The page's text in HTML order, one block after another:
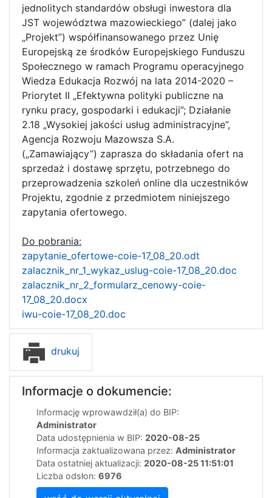
jednolitych standardów obsługi inwestora dla
JST województwa mazowieckiego” (dalej jako
„Projekt”) współfinansowanego przez Unię
Europejską ze środków Europejskiego Funduszu
Społecznego w ramach Programu operacyjnego
Wiedza Edukacja Rozwój na lata 2014-2020 –
Priorytet II „Efektywna polityki publiczne na
rynku pracy, gospodarki i edukacji”; Działanie
2.18 „Wysokiej jakości usług administracyjne”,
Agencja Rozwoju Mazowsza S.A.
(„Zamawiający”) zaprasza do składania ofert na
sprzedaż i dostawę sprzętu, potrzebnego do
przeprowadzenia szkoleń online dla uczestników
Projektu, zgodnie z przedmiotem niniejszego
zapytania ofertowego.
Do pobrania:
zapytanie_ofertowe-coie-17_08_20.odt
zalacznik_nr_1_wykaz_uslug-coie-17_08_20.doc
zalacznik_nr_2_formularz_cenowy-coie-
17_08_20.docx
iwu-coie-17_08_20.doc
drukuj
Informacje o dokumencie:
Informację wprowawdził(a) do BIP:
Administrator
Data udostępnienia w BIP: 2020-08-25
Informacja zaktualizowana przez: Administrator
Data ostatniej aktualizacji: 2020-08-25 11:51:01
Liczba odsłon: 6976